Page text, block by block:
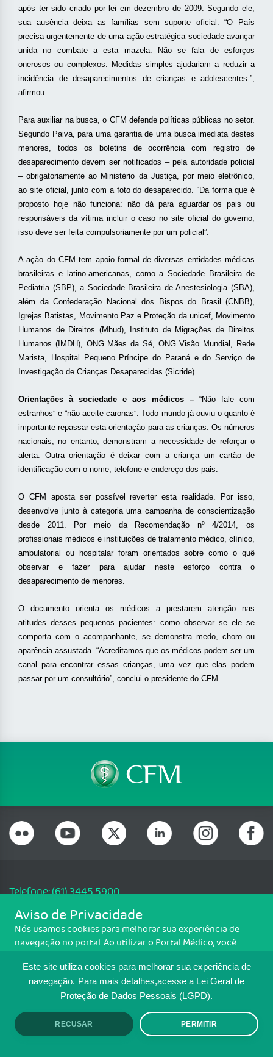
Este site utiliza cookies para melhorar sua experiência de
navegação. Para mais detalhes,acesse a Lei Geral de
Proteção de Dados Pessoais (LGPD).
RECUSAR PERMITIR
após ter sido criado por lei em dezembro de 2009. Segundo ele,
sua ausência deixa as famílias sem suporte oficial. “O País
precisa urgentemente de uma ação estratégica sociedade avançar
unida no combate a esta mazela. Não se fala de esforços
onerosos ou complexos. Medidas simples ajudariam a reduzir a
incidência de desaparecimentos de crianças e adolescentes.”,
afirmou.
Para auxiliar na busca, o CFM defende políticas públicas no setor.
Segundo Paiva, para uma garantia de uma busca imediata destes
menores, todos os boletins de ocorrência com registro de
desaparecimento devem ser notificados – pela autoridade policial
– obrigatoriamente ao Ministério da Justiça, por meio eletrônico,
ao site oficial, junto com a foto do desaparecido. “Da forma que é
proposto hoje não funciona: não dá para aguardar os pais ou
responsáveis da vítima incluir o caso no site oficial do governo,
isso deve ser feita compulsoriamente por um policial”.
A ação do CFM tem apoio formal de diversas entidades médicas
brasileiras e latino-americanas, como a Sociedade Brasileira de
Pediatria (SBP), a Sociedade Brasileira de Anestesiologia (SBA),
além da Confederação Nacional dos Bispos do Brasil (CNBB),
Igrejas Batistas, Movimento Paz e Proteção da unicef, Movimento
Humanos de Direitos (Mhud), Instituto de Migrações de Direitos
Humanos (IMDH), ONG Mães da Sé, ONG Visão Mundial, Rede
Marista, Hospital Pequeno Príncipe do Paraná e do Serviço de
Investigação de Crianças Desaparecidas (Sicride).
Orientações à sociedade e aos médicos –“Não fale com
estranhos” e “não aceite caronas”. Todo mundo já ouviu o quanto é
importante repassar esta orientação para as crianças. Os números
nacionais, no entanto, demonstram a necessidade de reforçar o
alerta. Outra orientação é deixar com a criança um cartão de
identificação com o nome, telefone e endereço dos pais.
O CFM aposta ser possível reverter esta realidade. Por isso,
desenvolve junto à categoria uma campanha de conscientização
desde 2011. Por meio da Recomendação nº 4/2014, os
profissionais médicos e instituições de tratamento médico, clínico,
ambulatorial ou hospitalar foram orientados sobre como o quê
observar e fazer para ajudar neste esforço contra o
desaparecimento de menores.
O documento orienta os médicos a prestarem atenção nas
atitudes desses pequenos pacientes: como observar se ele se
comporta com o acompanhante, se demonstra medo, choro ou
aparência assustada. “Acreditamos que os médicos podem ser um
canal para encontrar essas crianças, uma vez que elas podem
passar por um consultório”, conclui o presidente do CFM.
Telefone: (61) 3445 5900
Email: cfm@portalmedico.org.br
SGAS 616, Conjunto D, Lote 115, L2 Sul, Brasília/DF - CEP: 70200-760 -
CNPJ: 33.583.550/0001-30
MAPA DO SITE
TRANSPARÊNCIA E PRESTAÇÃO DE
CONTAS
Aviso de Privacidade
Nós usamos cookies para melhorar sua experiência de
navegação no portal. Ao utilizar o Portal Médico, você
Para ter mais informações sobre como isso é feito, acesse
Política de cookies. Se você concorda, clique em ACEITO.
ACEITO